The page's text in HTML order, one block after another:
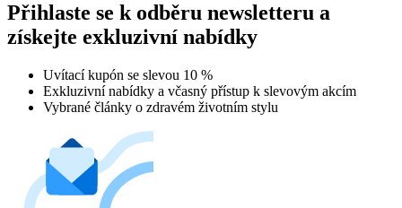
Přihlaste se k odběru newsletteru a
získejte exkluzivní nabídky
Uvítací kupón se slevou 10 %
Exkluzivní nabídky a včasný přístup k slevovým akcím
Vybrané články o zdravém životním stylu